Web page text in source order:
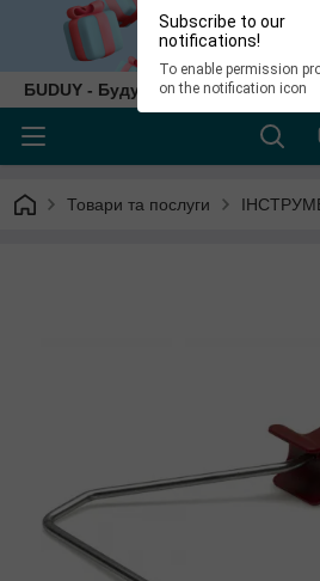
Subscribe to our
notifications!
To enable permission
on the notification icon
БUDUY - Будуй як собі!
Товари та послуги